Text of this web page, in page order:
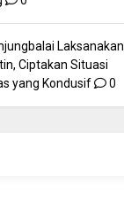
Laksanakan
Ciptakan Situasi
yang Kondusif
0